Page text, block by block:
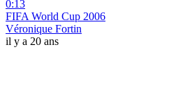
0:13
FIFA World Cup 2006
Véronique Fortin
il y a 20 ans